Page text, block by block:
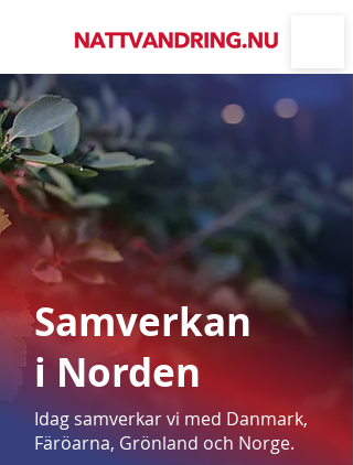
Samverkan
i Norden
Idag samverkar vi med Danmark,
Färöarna, Grönland och Norge.